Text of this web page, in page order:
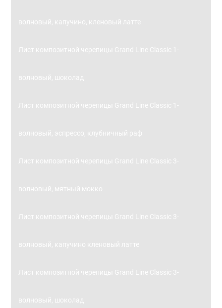
волновый, капучино, кленовый латте
Лист композитной черепицы Grand Line Classic 1-
волновый, шоколад
Лист композитной черепицы Grand Line Classic 1-
волновый, эспрессо, клубничный раф
Лист композитной черепицы Grand Line Classic 3-
волновый, мятный мокко
Лист композитной черепицы Grand Line Classic 3-
волновый, капучино кленовый латте
Лист композитной черепицы Grand Line Classic 3-
волновый, шоколад